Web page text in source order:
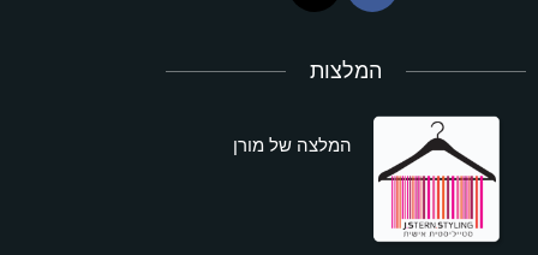
המלצות
המלצה של מורן